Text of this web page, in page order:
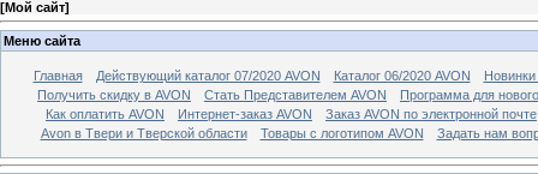
[Мой сайт]
Меню сайта
Главная Действующий каталог 07/2020 AVON Каталог 06/2020 AVON
Новинки
Получить скидку в AVON
Стать Представителем AVON
Программа для
Как оплатить AVON
Интернет-заказ AVON
Заказ AVON по электронной почте
Avon в Твери и Тверской области
Товары с логотипом AVON Задать нам